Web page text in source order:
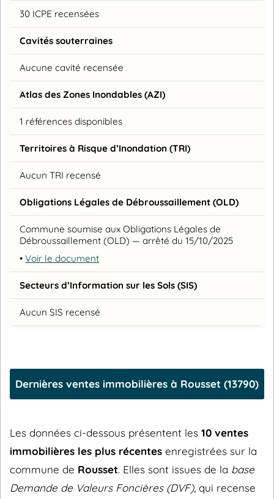
30 ICPE recensées
Cavités souterraines
Aucune cavité recensée
Atlas des Zones Inondables (AZI)
1 références disponibles
Territoires à Risque d’Inondation (TRI)
Aucun TRI recensé
Obligations Légales de Débroussaillement (OLD)
Commune soumise aux Obligations Légales de
Débroussaillement (OLD) — arrêté du 15/10/2025
• Voir le document
Secteurs d’Information sur les Sols (SIS)
Aucun SIS recensé
Dernières ventes immobilières à Rousset (13790)
Les données ci-dessous présentent les 10 ventes
immobilières les plus récentes enregistrées sur la
commune de Rousset. Elles sont issues de la base
Demande de Valeurs Foncières (DVF), qui recense